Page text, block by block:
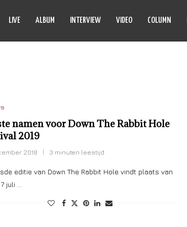
LIVE ALBUM INTERVIEW VIDEO COLUMN
namen voor Down The Rabbit Hole
2019
2018 3 minuten leestijd
editie van Down The Rabbit Hole vindt plaats van
juli …